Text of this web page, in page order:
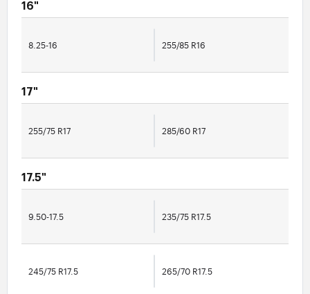
16"
8.25-16 255/85 R16
17"
255/75 R17 285/60 R17
17.5"
9.50-17.5 235/75 R17.5
245/75 R17.5 265/70 R17.5